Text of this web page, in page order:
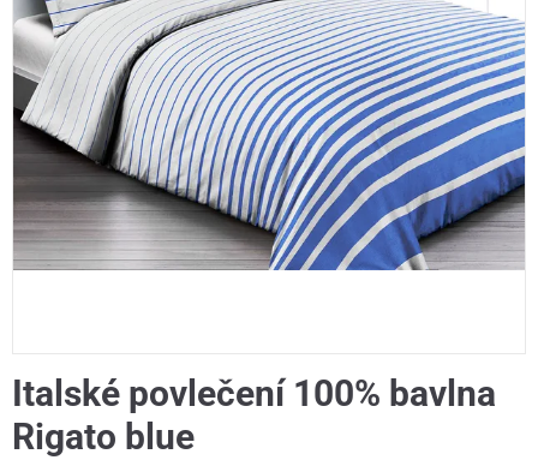
Italské povlečení 100% bavlna
Rigato blue